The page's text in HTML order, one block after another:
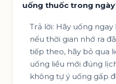
uống thuốc trong
Trả lời: Hãy uống ngay
nếu thời gian nhớ ra
tiếp theo, hãy bỏ qua
uống liều mới đúng
không tự ý uống gấp